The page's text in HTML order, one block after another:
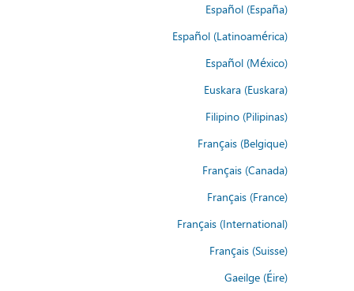
Español (España)
Español (Latinoamérica)
Español (México)
Euskara (Euskara)
Filipino (Pilipinas)
Français (Belgique)
Français (Canada)
Français (France)
Français (International)
Français (Suisse)
Gaeilge (Éire)